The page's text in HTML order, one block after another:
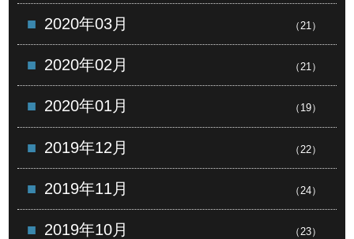
2020年03月 （21）
2020年02月 （21）
2020年01月 （19）
2019年12月 （22）
2019年11月 （24）
2019年10月 （23）